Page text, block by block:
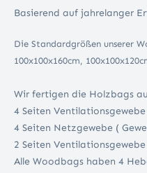
Basierend auf jahrelanger
Die Standardgrößen unserer
100x100x160cm,
Wir fertigen die Holzbags
4 Seiten
4 Seiten Netzgewebe (
2 Seiten
Alle Woodbags haben 4